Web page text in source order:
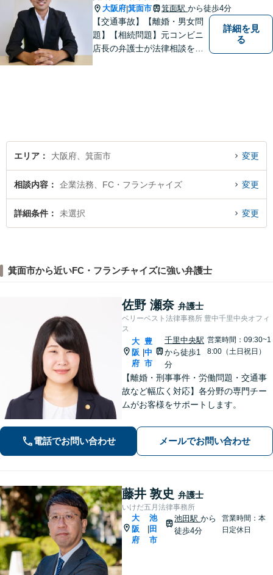
大阪府|箕面市 箕面駅 から徒歩4分
【交通事故】【離婚・男女問
題】【相続問題】元コンビニ
店長の弁護士が法律相談を承
詳細を見
る
エリア 大阪府、箕面市 変更
相談内容 企業法務、FC・フランチャイズ 変更
詳細条件 未選択 変更
箕面市から近いFC・フランチャイズに強い弁護士
佐野 瀬奈 弁護士
ベリーベスト法律事務所 豊中千里中央オフィ
ス
大
阪
府
豊
中
市
千里中央駅
から徒歩1
分
営業時間：09:30~1
8:00（土日祝日）
【離婚・刑事事件・労働問題・交通事
故など幅広く対応】各分野の専門チー
ムがお客様をサポートします。
電話でお問い合わせ メールでお問い合わせ
藤井 敦史 弁護士
いけだ五月法律事務所
大
阪
府
池
田
市
池田駅から
徒歩4分
営業時間：本
日定休日